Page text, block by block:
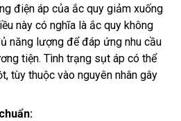
điện áp của ắc quy giảm xuống
này có nghĩa là ắc quy không
năng lượng để đáp ứng nhu cầu
tiện. Tình trạng sụt áp có thể
tùy thuộc vào nguyên nhân gây